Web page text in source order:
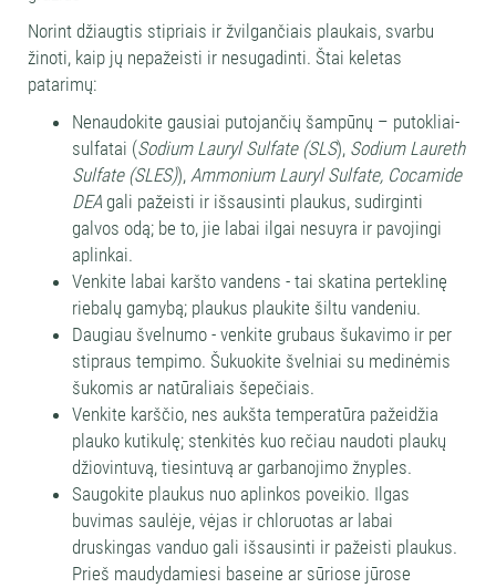
Norint džiaugtis stipriais ir žvilgančiais plaukais, svarbu
žinoti, kaip jų nepažeisti ir nesugadinti. Štai keletas
patarimų:
Nenaudokite gausiai putojančių šampūnų – putokliai-
sulfatai (Sodium Lauryl Sulfate (SLS), Sodium Laureth
Sulfate (SLES)), Ammonium Lauryl Sulfate, Cocamide
DEA gali pažeisti ir išsausinti plaukus, sudirginti
galvos odą; be to, jie labai ilgai nesuyra ir pavojingi
aplinkai.
Venkite labai karšto vandens - tai skatina perteklinę
riebalų gamybą; plaukus plaukite šiltu vandeniu.
Daugiau švelnumo - venkite grubaus šukavimo ir per
stipraus tempimo. Šukuokite švelniai su medinėmis
šukomis ar natūraliais šepečiais.
Venkite karščio, nes aukšta temperatūra pažeidžia
plauko kutikulę; stenkitės kuo rečiau naudoti plaukų
džiovintuvą, tiesintuvą ar garbanojimo žnyples.
Saugokite plaukus nuo aplinkos poveikio. Ilgas
buvimas saulėje, vėjas ir chloruotas ar labai
druskingas vanduo gali išsausinti ir pažeisti plaukus.
Prieš maudydamiesi baseine ar sūriose jūrose